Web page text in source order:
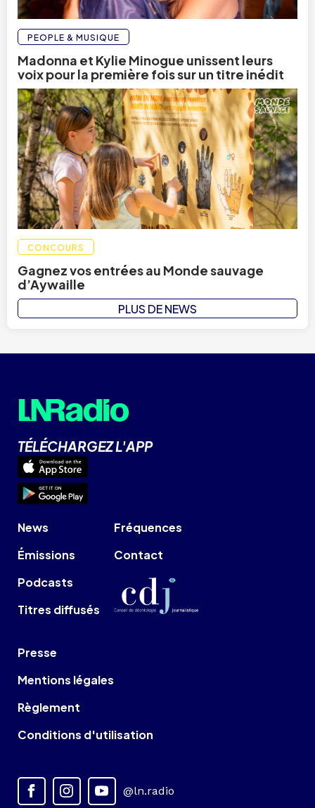
PEOPLE & MUSIQUE
Madonna et Kylie Minogue unissent leurs
voix pour la première fois sur un titre inédit
CONCOURS
Gagnez vos entrées au Monde sauvage
d’Aywaille
PLUS DE NEWS
TÉLÉCHARGEZ L'APP
News
Émissions
Podcasts
Titres diffusés
Fréquences
Contact
Presse
Mentions légales
Règlement
Conditions d'utilisation
@ln.radio